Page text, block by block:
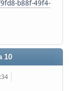
b88f-49f4-
10